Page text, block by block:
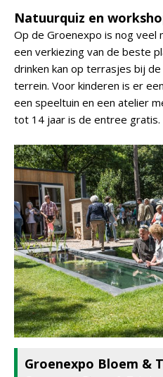
Natuurquiz en
Op de Groenexpo is nog veel
een verkiezing van de beste
drinken kan op terrasjes bij
terrein. Voor kinderen is er
een speeltuin en een atelier
tot 14 jaar is de entree gratis.
Groenexpo Bloem &